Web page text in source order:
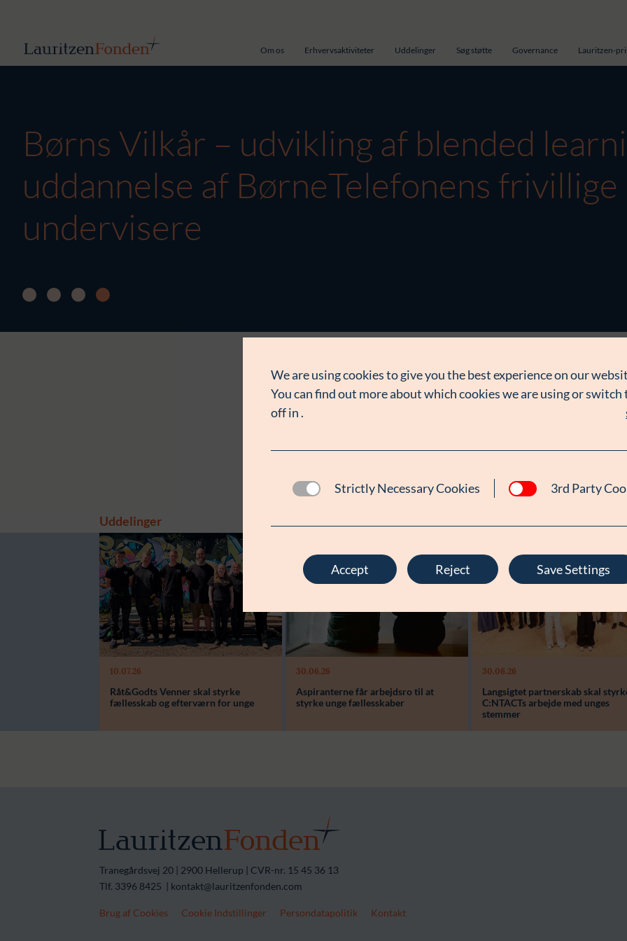
Om os Erhvervsaktiviteter Uddelinger Søg støtte Governance Lauritzen-
Børns Vilkår – udvikling af blended
uddannelse af BørneTelefonens
undervisere
FAKTA OM
Støttebeløb i
Uddelinger
10.07.26
Råt&Godts Venner skal styrke
fællesskab og efterværn for unge
Modtager:
Støttebeløb i alt:
30.06.26
Aspiranterne får arbejdsro til at
styrke unge fællesskaber
Modtager:
Støttebeløb i alt:
30.06.26
Langsigtet partnerskab skal
C:NTACTs arbejde med unges
stemmer
Modtager:
C:NTACT
Støttebeløb i alt:6.000.000 kr.
Tranegårdsvej 20 | 2900 Hellerup | CVR-nr. 15 45 36 13
Tlf. 3396 8425 | kontakt@lauritzenfonden.com
Brug af Cookies Cookie Indstillinger Persondatapolitik Kontakt
We are using cookies to give you the best experience on our
You can find out more about which cookies we are using or switch
off in .
Strictly Necessary Cookies 3rd Party
Accept Reject Save Settings